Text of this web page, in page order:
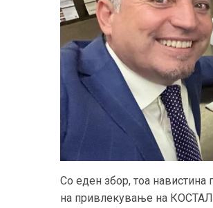
Со еден збор, тоа навистина
на привлекување на